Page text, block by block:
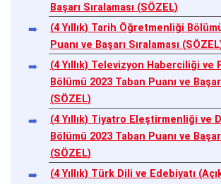
Başarı Sıralaması (SÖZEL)
(4 Yıllık) Tarih Öğretmenliği
Puanı ve Başarı Sıralaması
(4 Yıllık) Televizyon Haberciliği ve
Bölümü 2023 Taban Puanı ve
(SÖZEL)
(4 Yıllık) Tiyatro Eleştirmenliği ve
Bölümü 2023 Taban Puanı ve
(SÖZEL)
(4 Yıllık) Türk Dili ve Edebiyatı